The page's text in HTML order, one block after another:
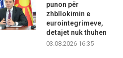
punon për
zhbllokimin e
eurointegrimeve,
detajet nuk thuhen
03.08.2026 16:35